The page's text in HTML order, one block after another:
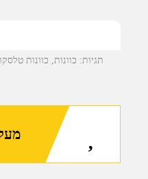
תגיות: כוונות כוונות